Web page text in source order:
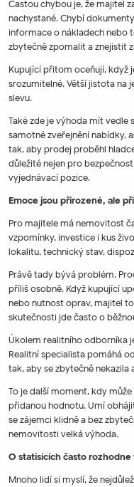
Častou chybou je, že majitel
nachystané. Chybí
informace o nákladech nebo
zbytečně zpomalit a znejistit
Kupující přitom oceňují, když
srozumitelné. Větší jistota na
slevu.
Také zde je výhoda mít vedle
samotné zveřejnění nabídky,
tak, aby prodej proběhl
důležité nejen pro
vyjednávací pozice.
Emoce jsou přirozené, ale
Pro majitele má nemovitost
vzpomínky, investice i kus
lokalitu, technický stav,
Právě tady bývá problém.
příliš osobně. Když kupující
nebo nutnost oprav, majitel
skutečnosti jde často o
Úkolem realitního odborníka
Realitní specialista pomáhá
tak, aby se zbytečně nekazila
To je další moment, kdy
přidanou hodnotu. Umí
se zájemci klidně a bez
nemovitosti velká výhoda.
O statisících často rozhodne
Mnoho lidí si myslí, že